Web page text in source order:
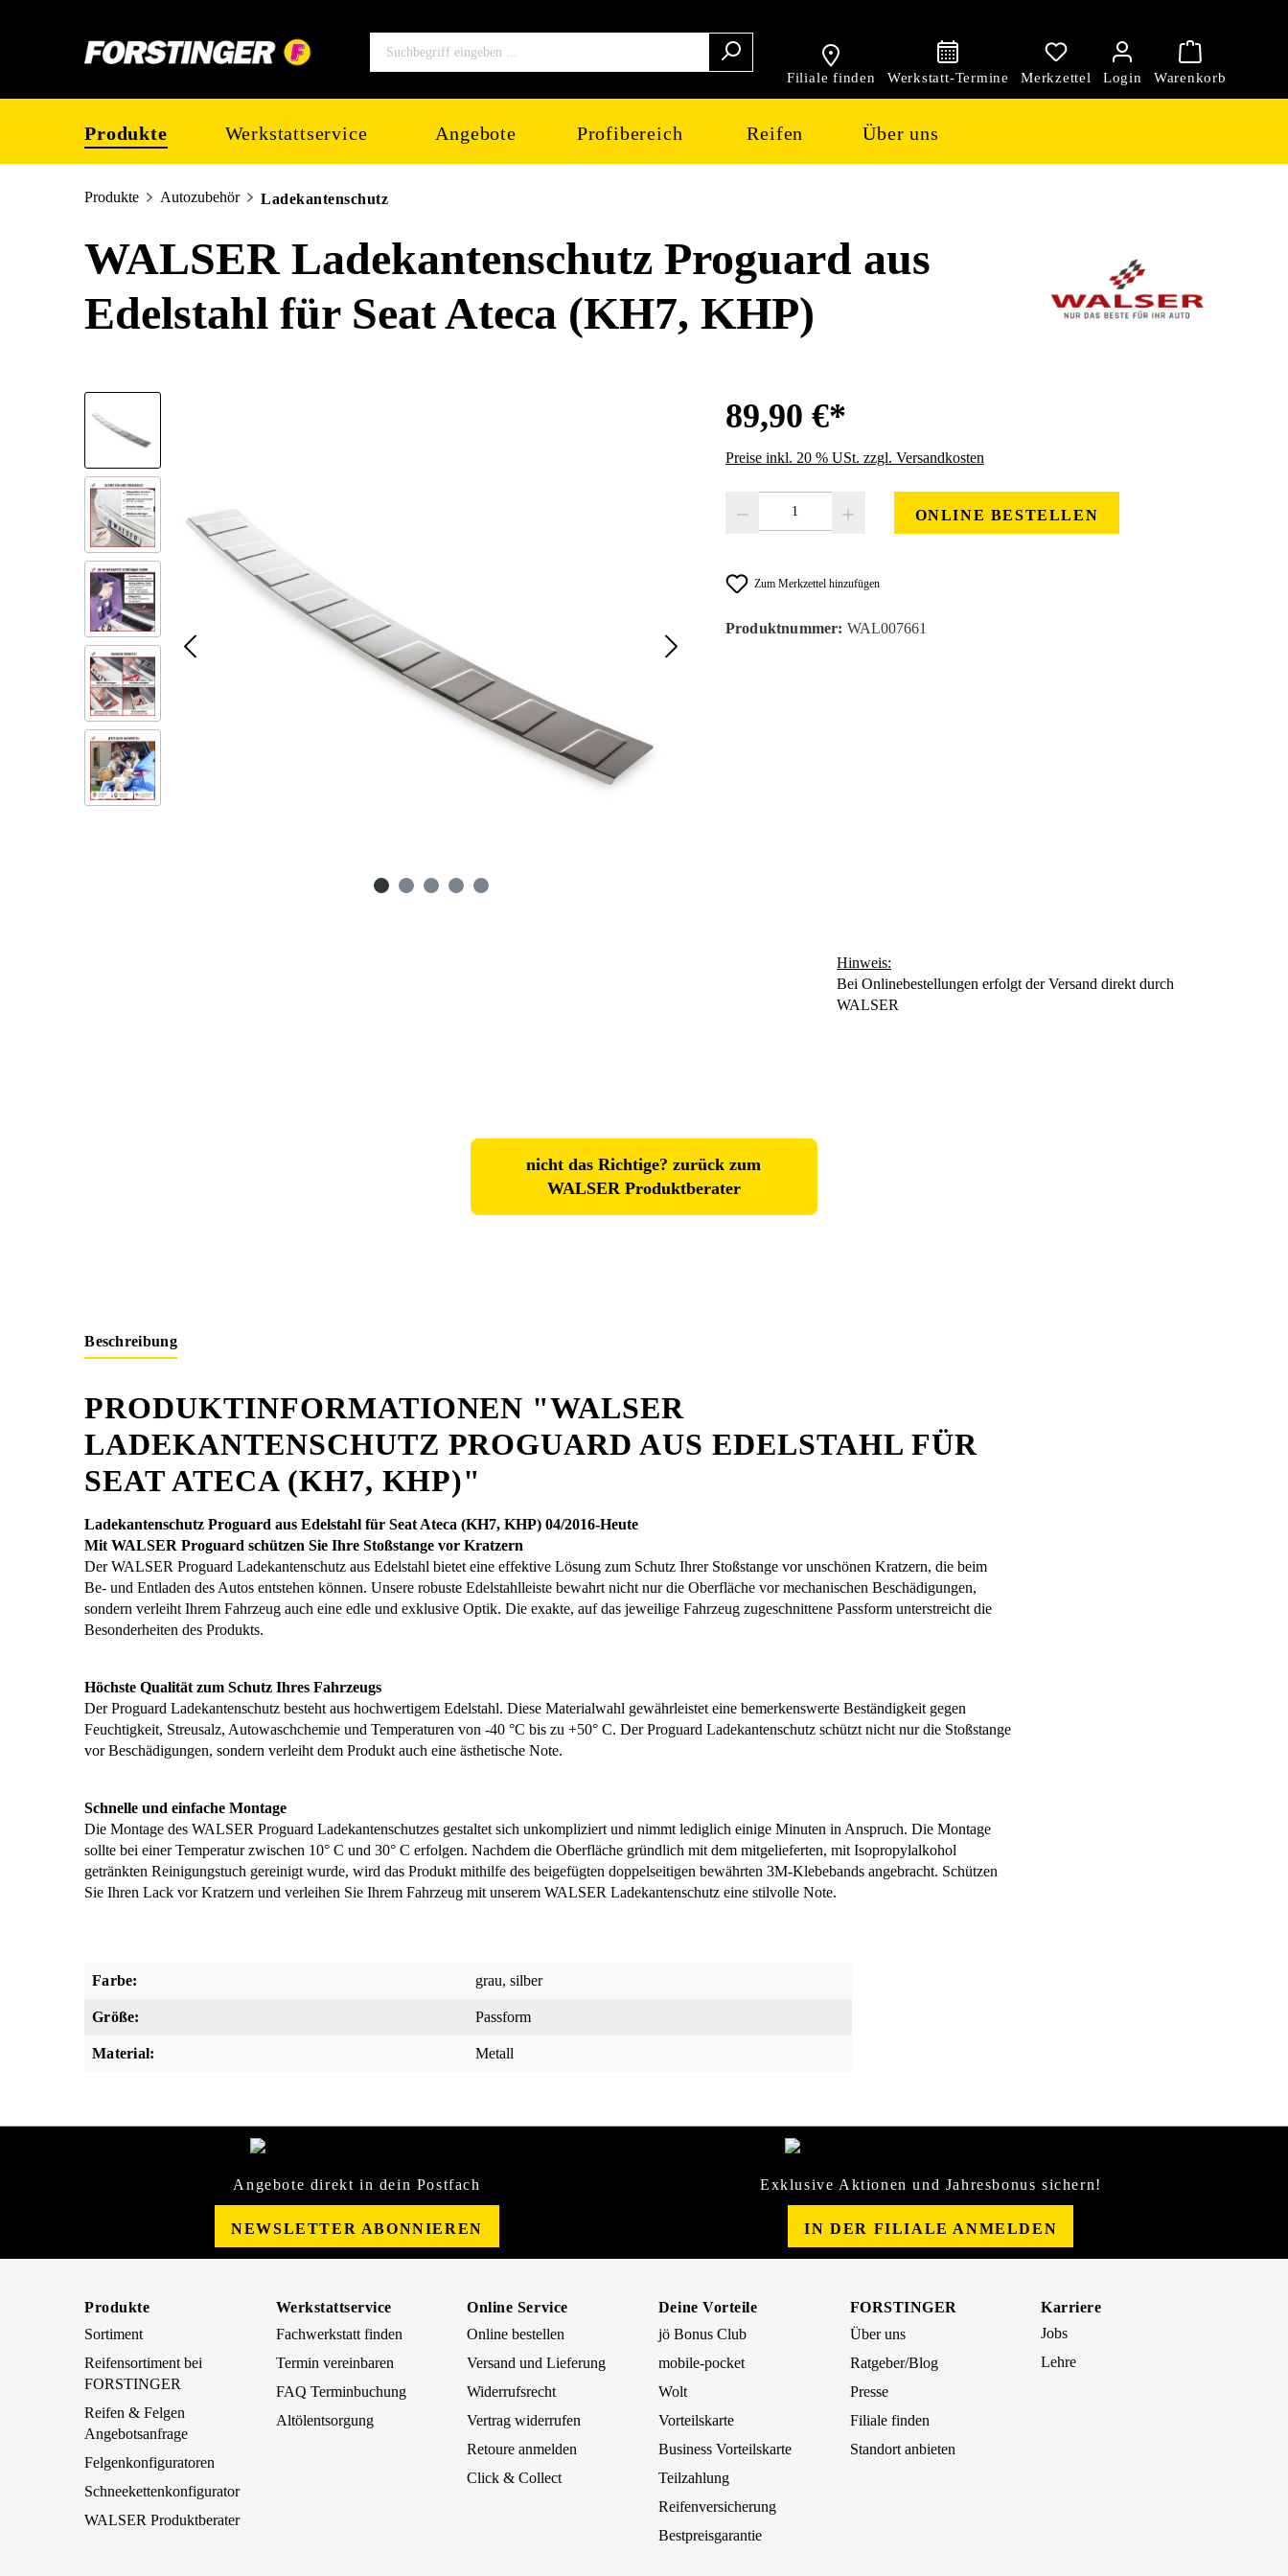
Filiale finden
Produkte Werkstattservice Angebote Profibereich Reifen Über uns
Produkte Autozubehör Ladekantenschutz
WALSER Ladekantenschutz Proguard aus
Edelstahl für Seat Ateca (KH7, KHP)
89,90 €*
Preise inkl. 20 % USt. zzgl. Versandkosten
ONLINE BESTELLEN
Zum Merkzettel hinzufügen
Produktnummer: WAL007661
Hinweis:
Bei Onlinebestellungen erfolgt der Versand direkt durch
WALSER
nicht das Richtige? zurück zum
WALSER Produktberater
Beschreibung
PRODUKTINFORMATIONEN "WALSER
LADEKANTENSCHUTZ PROGUARD AUS EDELSTAHL FÜR
SEAT ATECA (KH7, KHP)"
Ladekantenschutz Proguard aus Edelstahl für Seat Ateca (KH7, KHP) 04/2016-Heute
Mit WALSER Proguard schützen Sie Ihre Stoßstange vor Kratzern
Der WALSER Proguard Ladekantenschutz aus Edelstahl bietet eine effektive Lösung zum Schutz Ihrer Stoßstange vor unschönen Kratzern, die beim
Be- und Entladen des Autos entstehen können. Unsere robuste Edelstahlleiste bewahrt nicht nur die Oberfläche vor mechanischen Beschädigungen,
sondern verleiht Ihrem Fahrzeug auch eine edle und exklusive Optik. Die exakte, auf das jeweilige Fahrzeug zugeschnittene Passform unterstreicht die
Besonderheiten des Produkts.
Höchste Qualität zum Schutz Ihres Fahrzeugs
Der Proguard Ladekantenschutz besteht aus hochwertigem Edelstahl. Diese Materialwahl gewährleistet eine bemerkenswerte Beständigkeit gegen
Feuchtigkeit, Streusalz, Autowaschchemie und Temperaturen von -40 °C bis zu +50° C. Der Proguard Ladekantenschutz schützt nicht nur die Stoßstange
vor Beschädigungen, sondern verleiht dem Produkt auch eine ästhetische Note.
Schnelle und einfache Montage
Die Montage des WALSER Proguard Ladekantenschutzes gestaltet sich unkompliziert und nimmt lediglich einige Minuten in Anspruch. Die Montage
sollte bei einer Temperatur zwischen 10° C und 30° C erfolgen. Nachdem die Oberfläche gründlich mit dem mitgelieferten, mit Isopropylalkohol
getränkten Reinigungstuch gereinigt wurde, wird das Produkt mithilfe des beigefügten doppelseitigen bewährten 3M-Klebebands angebracht. Schützen
Sie Ihren Lack vor Kratzern und verleihen Sie Ihrem Fahrzeug mit unserem WALSER Ladekantenschutz eine stilvolle Note.
Farbe: grau, silber
Größe: Passform
Material: Metall
Angebote direkt in dein Postfach
NEWSLETTER ABONNIEREN
Exklusive Aktionen und Jahresbonus sichern!
IN DER FILIALE ANMELDEN
Produkte
Sortiment
Reifensortiment bei
FORSTINGER
Reifen & Felgen
Angebotsanfrage
Felgenkonfiguratoren
Schneekettenkonfigurator
WALSER Produktberater
Werkstattservice
Fachwerkstatt finden
Termin vereinbaren
FAQ Terminbuchung
Altölentsorgung
Online Service
Online bestellen
Versand und Lieferung
Widerrufsrecht
Vertrag widerrufen
Retoure anmelden
Click & Collect
Deine Vorteile
jö Bonus Club
mobile-pocket
Wolt
Vorteilskarte
Business Vorteilskarte
Teilzahlung
Reifenversicherung
Bestpreisgarantie
FORSTINGER
Über uns
Ratgeber/Blog
Presse
Filiale finden
Standort anbieten
Karriere
Jobs
Lehre